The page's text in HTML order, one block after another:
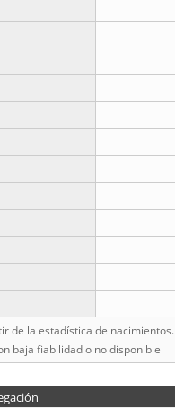
de la estadística de nacimientos.
baja fiabilidad o no disponible